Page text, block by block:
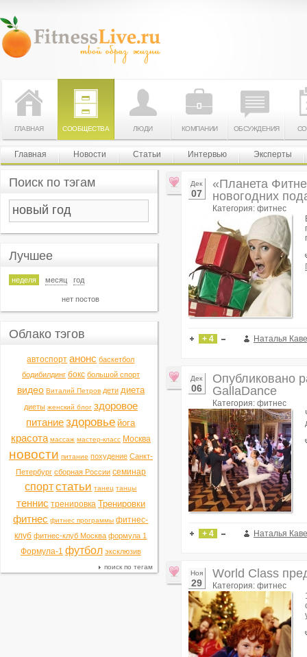
ГЛАВНАЯ СООБЩЕСТВА ЛЮДИ КОМПАНИИ ОБСУЖДЕНИЯ
Главная Новости Статьи Интервью Эксперты
Дек
07
«Планета
новогодних
Категория: фитнес
+ 4 Наталья
Дек
06
Опубликовано
GallaDance
Категория: фитнес
+ 4 Наталья
Ноя
29
World Class
Категория: фитнес
Поиск по тэгам
Лучшее
неделя месяц год
нет постов
Облако тэгов
автоспорт анонс баскетбол
бодибилдинг бокс большой спорт
видео Виталий Петров дети диета
диеты женский блог здоровое
питание здоровье йога
красота массаж мастер-класс Москва
новости питание похудение Санкт-
Петербург сборная России семинар
спорт статьи танец танцы
теннис тренировка Тренировки
фитнес фитнес программы фитнес-
клуб фитнес-клуб Москва формула 1
Формула-1 футбол эксклюзив
поиск по тегам